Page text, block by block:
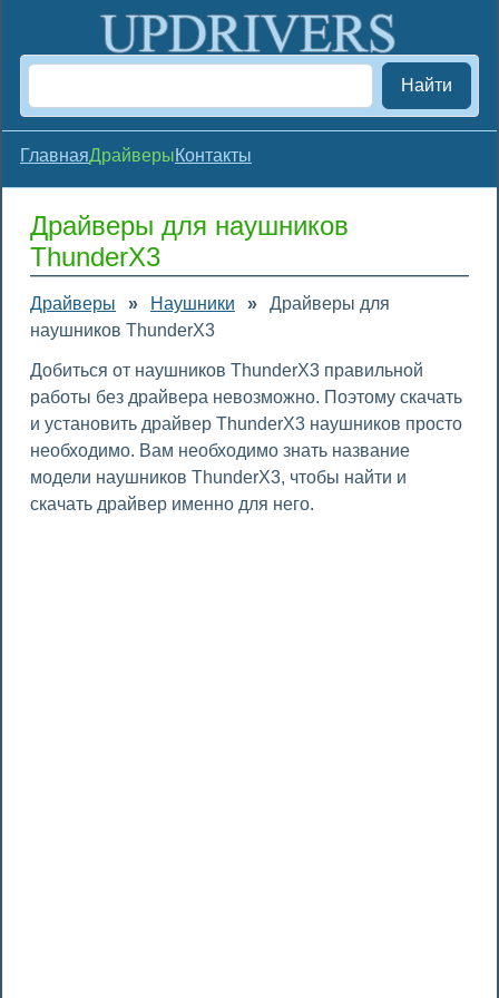
Найти
ГлавнаяДрайверыКонтакты
Драйверы для наушников
ThunderX3
Драйверы » Наушники »
Драйверы для
наушников ThunderX3
Добиться от наушников ThunderX3 правильной
работы без драйвера невозможно. Поэтому скачать
и установить драйвер ThunderX3 наушников просто
необходимо. Вам необходимо знать название
модели наушников ThunderX3, чтобы найти и
скачать драйвер именно для него.